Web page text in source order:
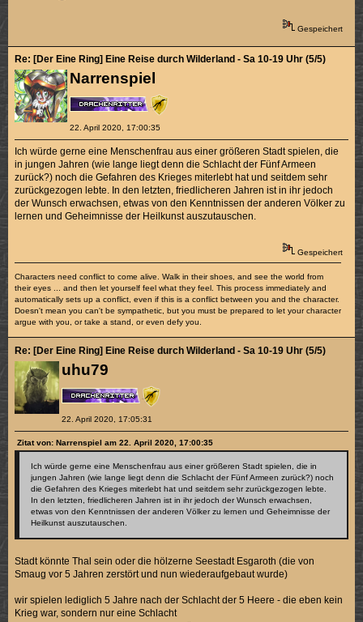
Gespeichert
Narrenspiel
22. April 2020, 17:00:35
Re: [Der Eine Ring] Eine Reise durch Wilderland - Sa 10-19 Uhr (5/5)
Ich würde gerne eine Menschenfrau aus einer größeren Stadt spielen, die
in jungen Jahren (wie lange liegt denn die Schlacht der Fünf Armeen
zurück?) noch die Gefahren des Krieges miterlebt hat und seitdem sehr
zurückgezogen lebte. In den letzten, friedlicheren Jahren ist in ihr jedoch
der Wunsch erwachsen, etwas von den Kenntnissen der anderen Völker zu
lernen und Geheimnisse der Heilkunst auszutauschen.
Gespeichert
Characters need conflict to come alive. Walk in their shoes, and see the world from
their eyes ... and then let yourself feel what they feel. This process immediately and
automatically sets up a conflict, even if this is a conflict between you and the character.
Doesn't mean you can't be sympathetic, but you must be prepared to let your character
argue with you, or take a stand, or even defy you.
uhu79
22. April 2020, 17:05:31
Re: [Der Eine Ring] Eine Reise durch Wilderland - Sa 10-19 Uhr (5/5)
Zitat von: Narrenspiel am 22. April 2020, 17:00:35
Ich würde gerne eine Menschenfrau aus einer größeren Stadt spielen, die in
jungen Jahren (wie lange liegt denn die Schlacht der Fünf Armeen zurück?) noch
die Gefahren des Krieges miterlebt hat und seitdem sehr zurückgezogen lebte.
In den letzten, friedlicheren Jahren ist in ihr jedoch der Wunsch erwachsen,
etwas von den Kenntnissen der anderen Völker zu lernen und Geheimnisse der
Heilkunst auszutauschen.
Stadt könnte Thal sein oder die hölzerne Seestadt Esgaroth (die von
Smaug vor 5 Jahren zerstört und nun wiederaufgebaut wurde)
wir spielen lediglich 5 Jahre nach der Schlacht der 5 Heere - die eben kein
Krieg war, sondern nur eine Schlacht